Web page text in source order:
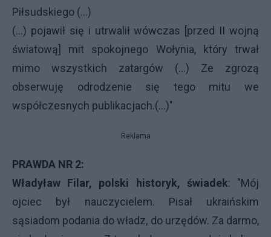
Piłsudskiego (...)
(...) pojawił się i utrwalił wówczas [przed II wojną
światową] mit spokojnego Wołynia, który trwał
mimo wszystkich zatargów (...) Ze zgrozą
obserwuję odrodzenie się tego mitu we
współczesnych publikacjach.(...)"
Reklama
PRAWDA NR 2:
Władyław Filar, polski historyk, świadek: "Mój
ojciec był nauczycielem. Pisał ukraińskim
sąsiadom podania do władz, do urzędów. Za darmo,